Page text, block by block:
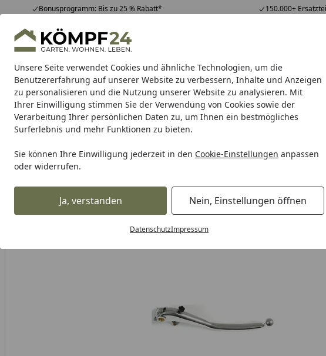
Unsere Seite verwendet Cookies und ähnliche Technologien, um die
Benutzererfahrung auf unserer Website zu verbessern, Inhalte und Anzeigen
zu personalisieren und die Nutzung unserer Website zu analysieren. Mit
Ihrer Einwilligung stimmen Sie der Verwendung von Cookies sowie der
Verarbeitung Ihrer persönlichen Daten zu, um Ihnen ein bestmögliches
Surferlebnis und mehr Funktionen zu bieten.
Sie können Ihre Einwilligung jederzeit in den Cookie-Einstellungen anpassen
oder widerrufen.
Ja, verstanden Nein, Einstellungen öffnen
DatenschutzImpressum
Bonusprogramm: Bis zu 25 % Rabatt* 150.000+
Hotline07051 / 9 22 22
Mo-Fr. 8-16 Uhr 25.948 Bewertungen
Alle Produkte
Alle ProdukteHighlights Tipps & Tricks Suche
Karibu Pools inkl. gratis
Dein Traumpool im Sorglos-Paket:
Auto & Zweirad Motorradzubehör & Werkzeuge Motorradteile &